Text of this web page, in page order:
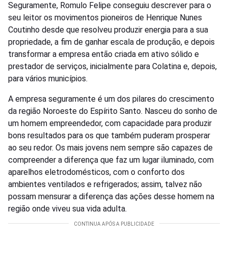
Seguramente, Romulo Felipe conseguiu descrever para o
seu leitor os movimentos pioneiros de Henrique Nunes
Coutinho desde que resolveu produzir energia para a sua
propriedade, a fim de ganhar escala de produção, e depois
transformar a empresa então criada em ativo sólido e
prestador de serviços, inicialmente para Colatina e, depois,
para vários municípios.
A empresa seguramente é um dos pilares do crescimento
da região Noroeste do Espírito Santo. Nasceu do sonho de
um homem empreendedor, com capacidade para produzir
bons resultados para os que também puderam prosperar
ao seu redor. Os mais jovens nem sempre são capazes de
compreender a diferença que faz um lugar iluminado, com
aparelhos eletrodomésticos, com o conforto dos
ambientes ventilados e refrigerados; assim, talvez não
possam mensurar a diferença das ações desse homem na
região onde viveu sua vida adulta.